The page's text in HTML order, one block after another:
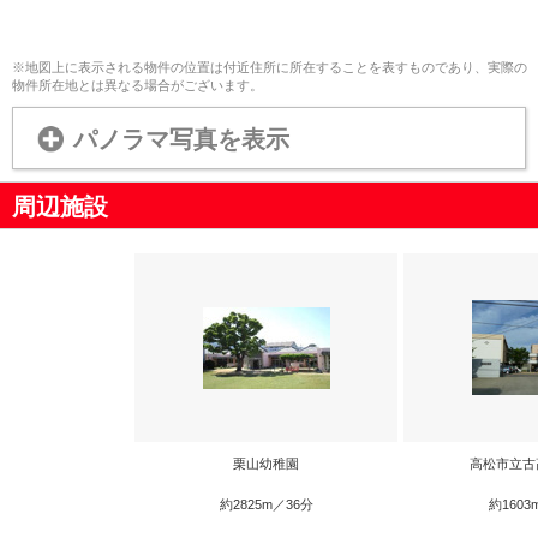
※地図上に表示される物件の位置は付近住所に所在することを表すものであり、実際の
物件所在地とは異なる場合がございます。
パノラマ写真を表示
周辺施設
栗山幼稚園
約2825m／36分
高松市立
約